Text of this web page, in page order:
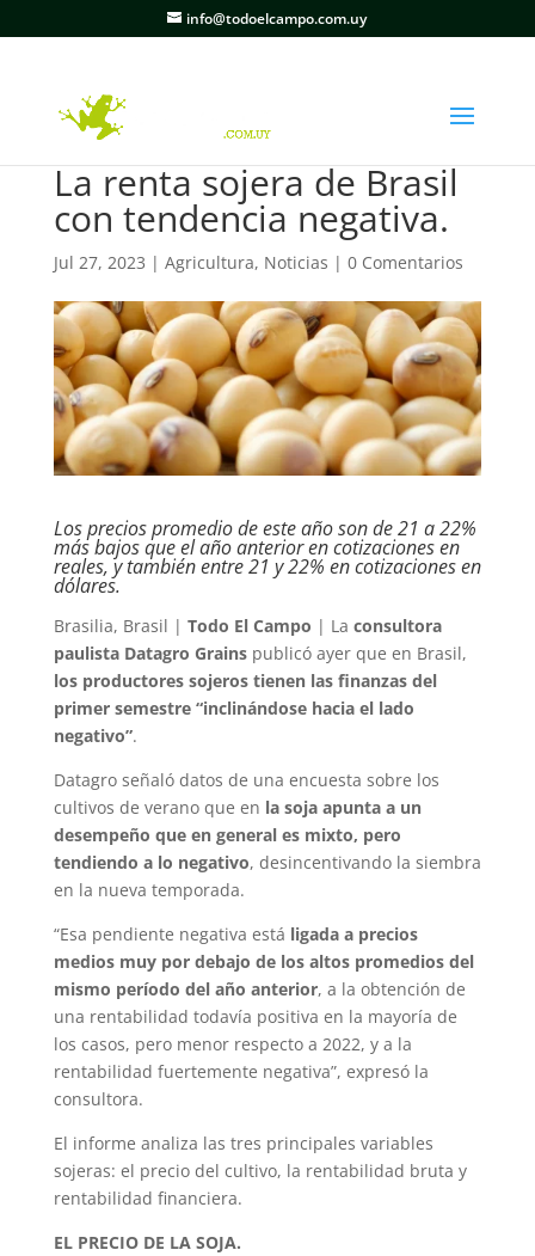
info@todoelcampo.com.uy
La renta sojera de Brasil
con tendencia negativa.
Jul 27, 2023 | Agricultura, Noticias | 0 Comentarios
Los precios promedio de este año son de 21 a 22%
más bajos que el año anterior en cotizaciones en
reales, y también entre 21 y 22% en cotizaciones en
dólares.
Brasilia, Brasil | Todo El Campo | La consultora
paulista Datagro Grainspublicó ayer que en Brasil,
los productores sojeros tienen las finanzas del
primer semestre “inclinándose hacia el lado
negativo”.
Datagro señaló datos de una encuesta sobre los
cultivos de verano que en la soja apunta a un
desempeño que en general es mixto, pero
tendiendo a lo negativo, desincentivando la siembra
en la nueva temporada.
“Esa pendiente negativa está ligada a precios
medios muy por debajo de los altos promedios del
mismo período del año anterior, a la obtención de
una rentabilidad todavía positiva en la mayoría de
los casos, pero menor respecto a 2022, y a la
rentabilidad fuertemente negativa”, expresó la
consultora.
El informe analiza las tres principales variables
sojeras: el precio del cultivo, la rentabilidad bruta y
rentabilidad financiera.
EL PRECIO DE LA SOJA.